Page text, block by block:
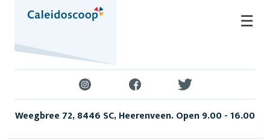
☰
Weegbree 72, 8446 SC, Heerenveen. Open 9.00 - 16.00